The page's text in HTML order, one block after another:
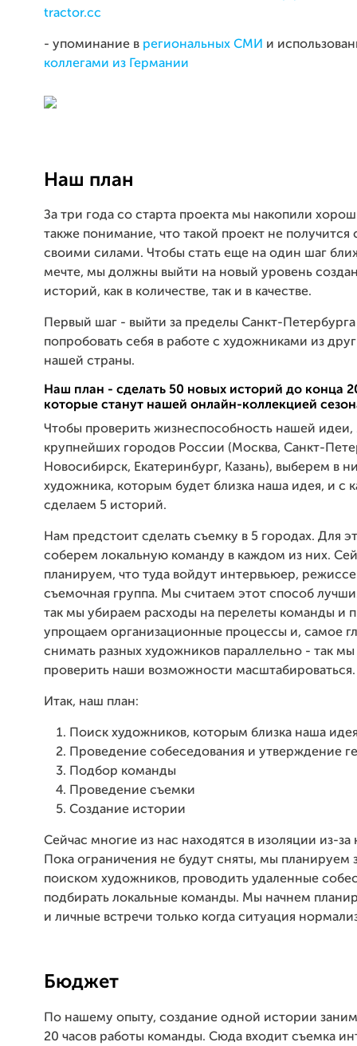
tractor.cc
- упоминание в региональных СМИ и
коллегами из Германии
Наш план
За три года со старта проекта мы накопили
также понимание, что такой проект не получится
своими силами. Чтобы стать еще на один шаг
мечте, мы должны выйти на новый уровень
историй, как в количестве, так и в качестве.
Первый шаг - выйти за пределы Санкт-
попробовать себя в работе с художниками из
нашей страны.
Наш план - сделать 50 новых историй до конца
которые станут нашей онлайн-коллекцией
Чтобы проверить жизнеспособность нашей
крупнейших городов России (Москва, Санкт-
Новосибирск, Екатеринбург, Казань), выберем в
художника, которым будет близка наша идея, и с
сделаем 5 историй.
Нам предстоит сделать съемку в 5 городах. Для
соберем локальную команду в каждом из них.
планируем, что туда войдут интервьюер,
съемочная группа. Мы считаем этот способ
так мы убираем расходы на перелеты команды и
упрощаем организационные процессы и, самое
снимать разных художников параллельно - так
проверить наши возможности масштабироваться.
Итак, наш план:
Поиск художников, которым близка наша
Проведение собеседования и утверждение
Подбор команды
Проведение съемки
Создание истории
Сейчас многие из нас находятся в изоляции из-за
Пока ограничения не будут сняты, мы планируем
поиском художников, проводить удаленные
подбирать локальные команды. Мы начнем
и личные встречи только когда ситуация
Бюджет
По нашему опыту, создание одной истории
20 часов работы команды. Сюда входит съемка